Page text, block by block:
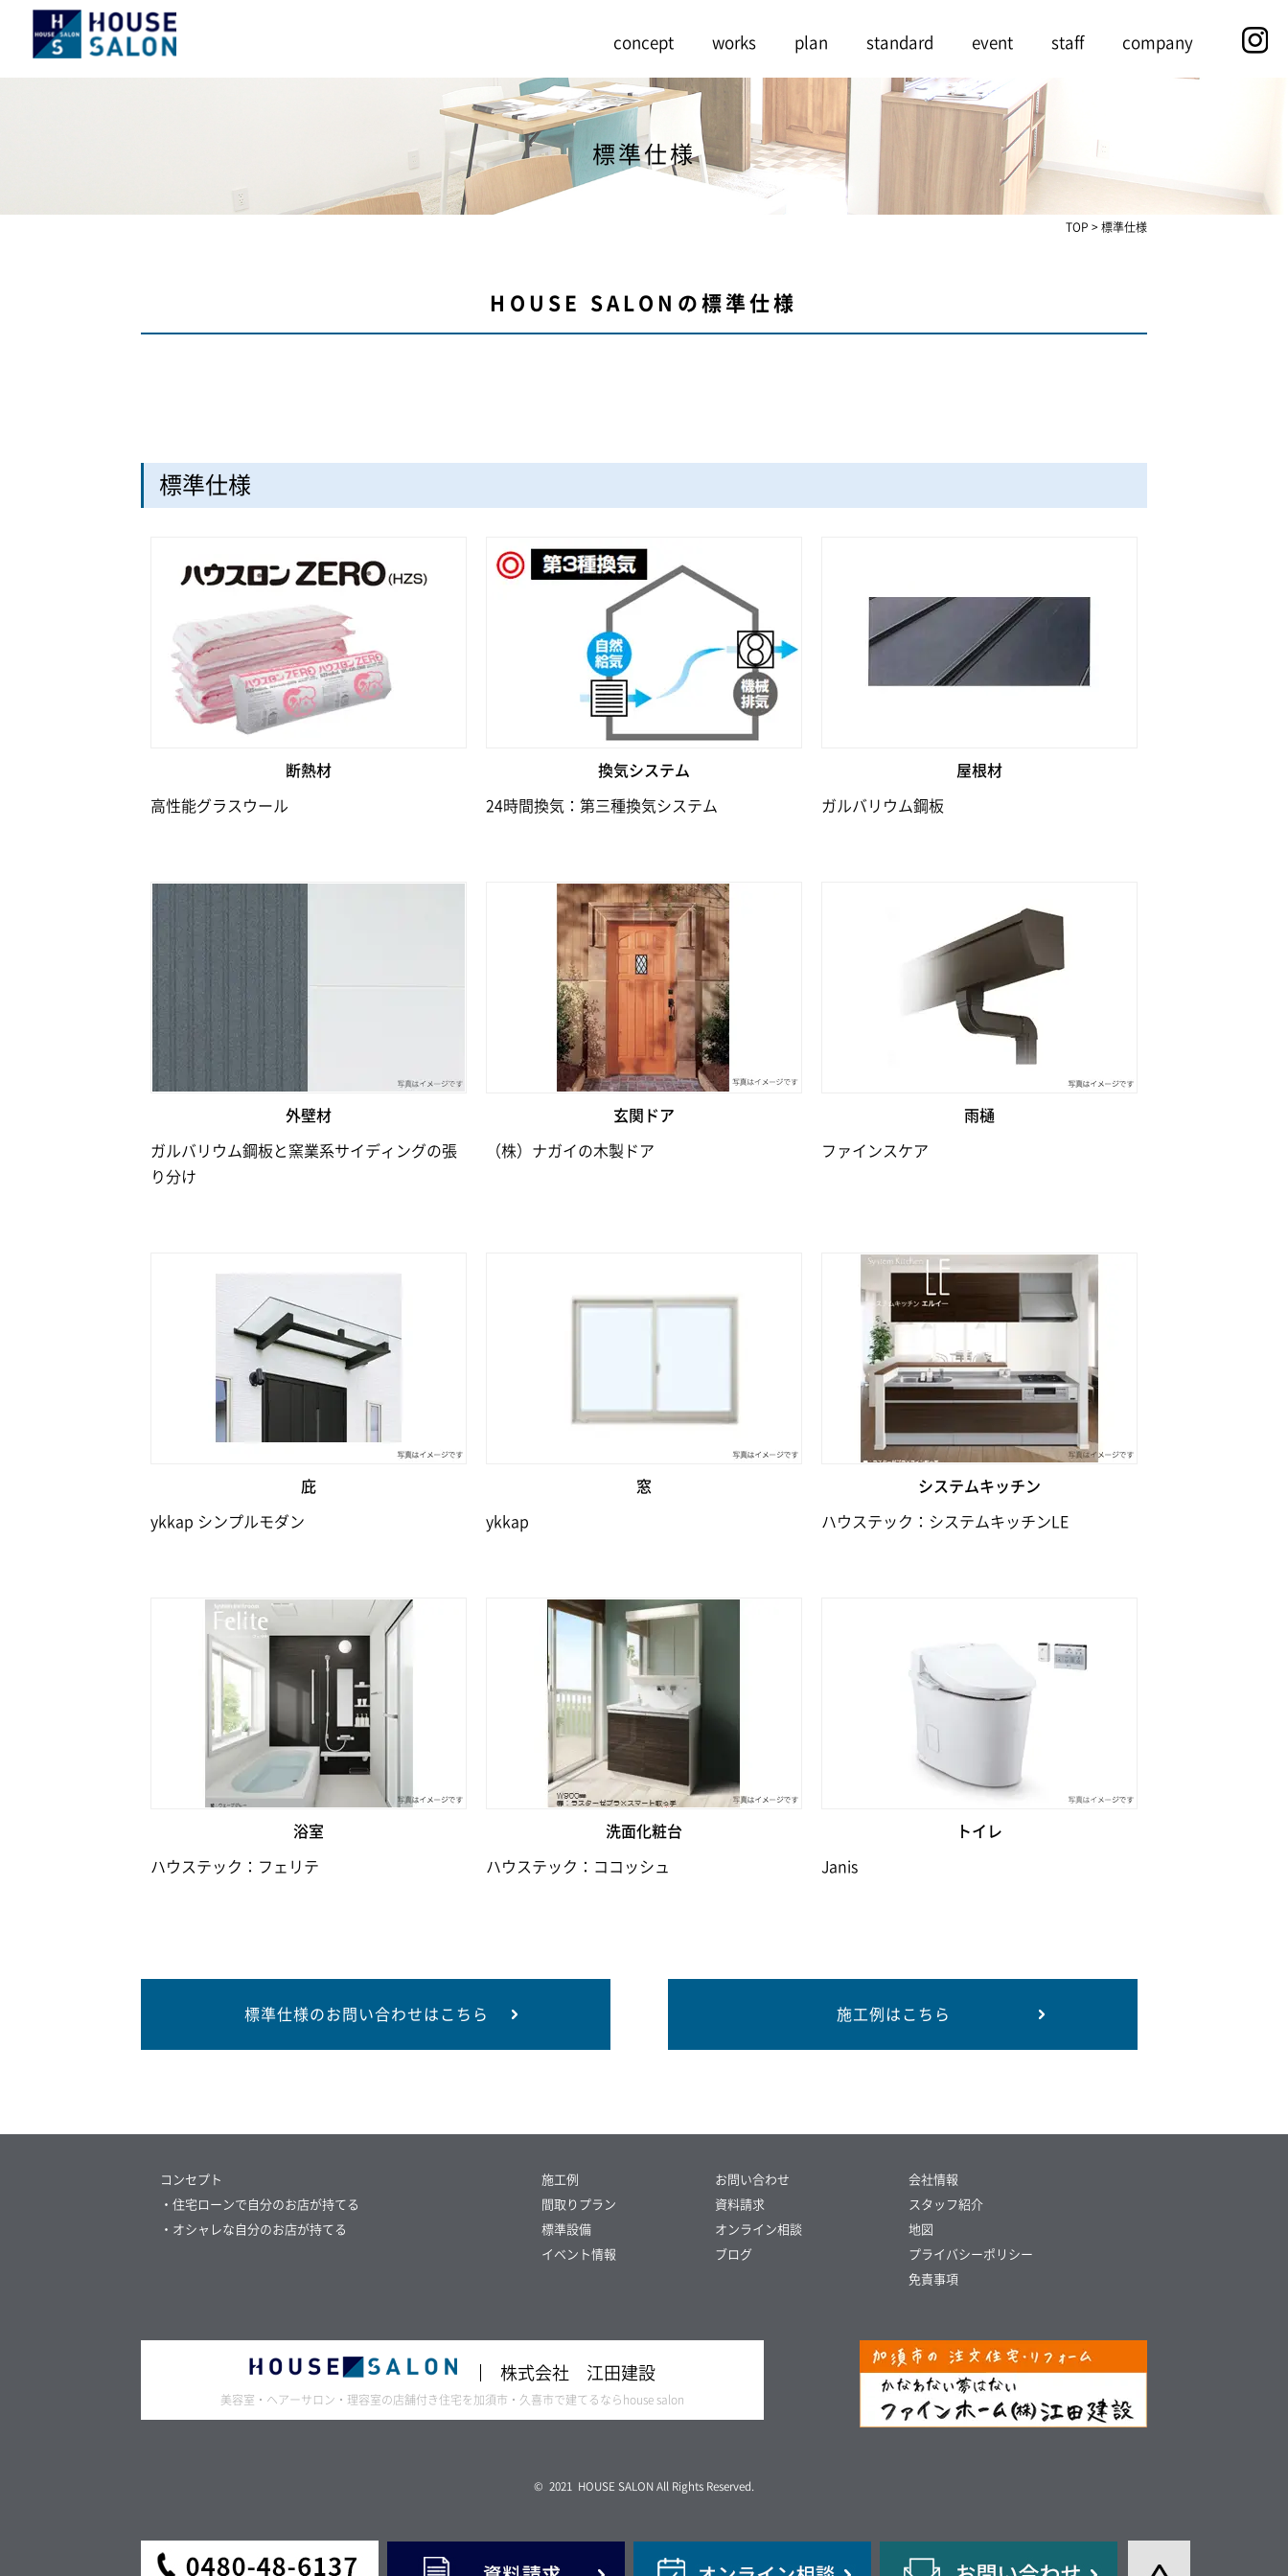
concept works plan standard event staff company
標準仕様
TOP > 標準仕様
HOUSE SALONの標準仕様
標準仕様
断熱材
高性能グラスウール
換気システム
24時間換気：第三種換気システム
屋根材
ガルバリウム鋼板
外壁材
ガルバリウム鋼板と窯業系サイディングの張
り分け
玄関ドア
（株）ナガイの木製ドア
雨樋
ファインスケア
庇
ykkap シンプルモダン
窓
ykkap
システムキッチン
ハウステック：システムキッチンLE
浴室
ハウステック：フェリテ
洗面化粧台
ハウステック：ココッシュ
トイレ
Janis
標準仕様のお問い合わせはこちら 施工例はこちら
コンセプト
・住宅ローンで自分のお店が持てる
・オシャレな自分のお店が持てる
施工例
間取りプラン
標準設備
イベント情報
お問い合わせ
資料請求
オンライン相談
ブログ
会社情報
スタッフ紹介
地図
プライバシーポリシー
免責事項
株式会社 江田建設
美容室・ヘアーサロン・理容室の店舗付き住宅を加須市・久喜市で建てるならhouse salon
© 2021 HOUSE SALON All Rights Reserved.